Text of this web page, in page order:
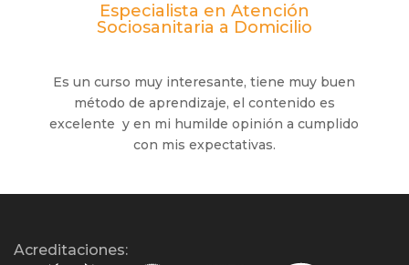
Especialista en Atención
Sociosanitaria a Domicilio
Es un curso muy interesante, tiene muy buen
método de aprendizaje, el contenido es
excelente y en mi humilde opinión a cumplido
con mis expectativas.
Acreditaciones: